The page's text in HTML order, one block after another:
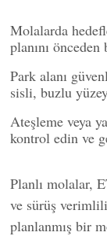
Molalarda
planını
Park alanı
sisli, buzlu
Ateşleme veya
kontrol edin ve
Planlı molalar,
ve sürüş
planlanmış bir